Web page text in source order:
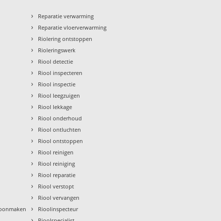
› Reparatie verwarming
› Reparatie vloerverwarming
› Riolering ontstoppen
› Rioleringswerk
› Riool detectie
› Riool inspecteren
› Riool inspectie
› Riool leegzuigen
› Riool lekkage
› Riool onderhoud
› Riool ontluchten
› Riool ontstoppen
› Riool reinigen
› Riool reiniging
› Riool reparatie
› Riool verstopt
› Riool vervangen
› Rioolinspecteur